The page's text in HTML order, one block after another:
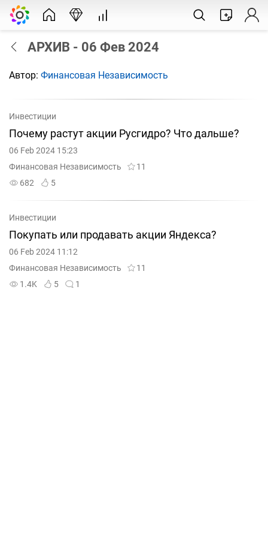
АРХИВ - 06 Фев 2024
Автор: Финансовая Независимость
Инвестиции
Почему растут акции Русгидро? Что дальше?
06 Feb 2024 15:23
Финансовая Независимость
11
682
5
Инвестиции
Покупать или продавать акции Яндекса?
06 Feb 2024 11:12
Финансовая Независимость
11
1.4K
5 1